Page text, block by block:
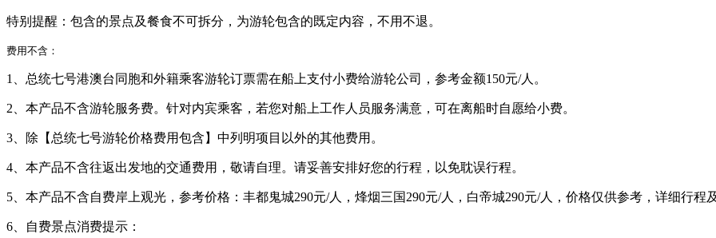
特别提醒：包含的景点及餐食不可拆分，为游轮包含的既定内容，不用不退。
费用不含：
1、总统七号港澳台同胞和外籍乘客游轮订票需在船上支付小费给游轮公司，参考金额150元/人。
2、本产品不含游轮服务费。针对内宾乘客，若您对船上工作人员服务满意，可在离船时自愿给小费。
3、除【总统七号游轮价格费用包含】中列明项目以外的其他费用。
4、本产品不含往返出发地的交通费用，敬请自理。请妥善安排好您的行程，以免耽误行程。
5、本产品不含自费岸上观光，参考价格：丰都鬼城290元/人，烽烟三国290元/人，白帝城290元/人，价格仅供参考，详细行程
6、自费景点消费提示：